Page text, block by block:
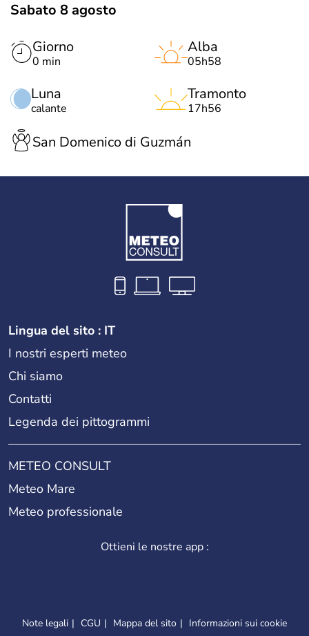
Sabato 8 agosto
Giorno
0 min
Luna
calante
Alba
05h58
Tramonto
17h56
San Domenico di Guzmán
Lingua del sito : IT
I nostri esperti meteo
Chi siamo
Contatti
Legenda dei pittogrammi
METEO CONSULT
Meteo Mare
Meteo professionale
Ottieni le nostre app :
Note legali CGU Mappa del sito Informazioni sui cookie